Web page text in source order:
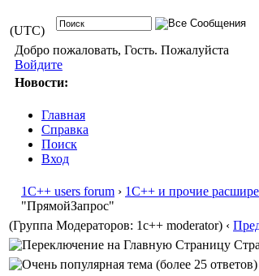
(UTC)
Добро пожаловать, Гость. Пожалуйста
Войдите
Новости:
Главная
Справка
Поиск
Вход
1С++ users forum › 1С++ и прочие
"ПрямойЗапрос"
(Группа Модераторов: 1c++ moderator) ‹